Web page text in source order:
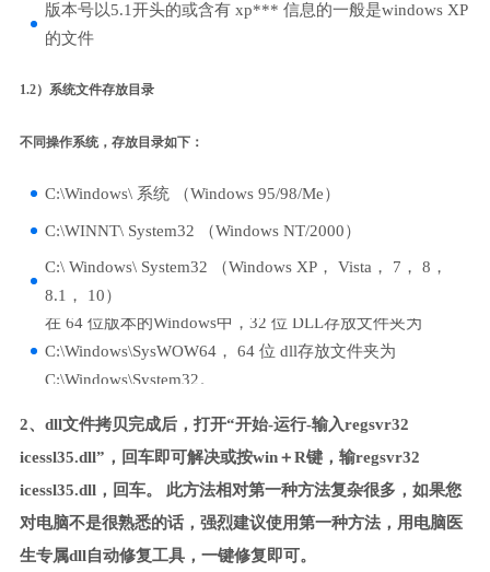
版本号以5.1开头的或含有 xp*** 信息的一般是windows XP
的文件
1.2）系统文件存放目录
不同操作系统，存放目录如下：
C:\Windows\ 系统 （Windows 95/98/Me）
C:\WINNT\ System32 （Windows NT/2000）
C:\ Windows\ System32 （Windows XP， Vista， 7， 8，
8.1， 10）
在 64 位版本的Windows中，32 位 DLL存放文件夹为
C:\Windows\SysWOW64， 64 位 dll存放文件夹为
C:\Windows\System32。
2、dll文件拷贝完成后，打开“开始-运行-输入regsvr32
icessl35.dll”，回车即可解决或按win＋R键，输regsvr32
icessl35.dll，回车。 此方法相对第一种方法复杂很多，如果您
对电脑不是很熟悉的话，强烈建议使用第一种方法，用电脑医
生专属dll自动修复工具，一键修复即可。